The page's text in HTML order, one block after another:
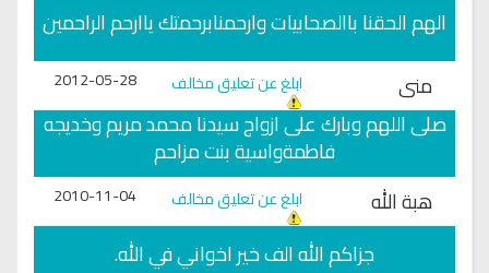
الهم الحقنا باالصحابيات وارحمنابرحمتك ياارحم الراحمين
منى
ابلغ عن تعليق مخالف 2012-05-28
صلى اللهم وبارك على ازواج سيدنا محمد مريم وخديجه
فاطمةواسية بنت مزاحم
هبة الله
ابلغ عن تعليق مخالف 2010-11-04
جزاكم الله الف خير اخواني في الله.